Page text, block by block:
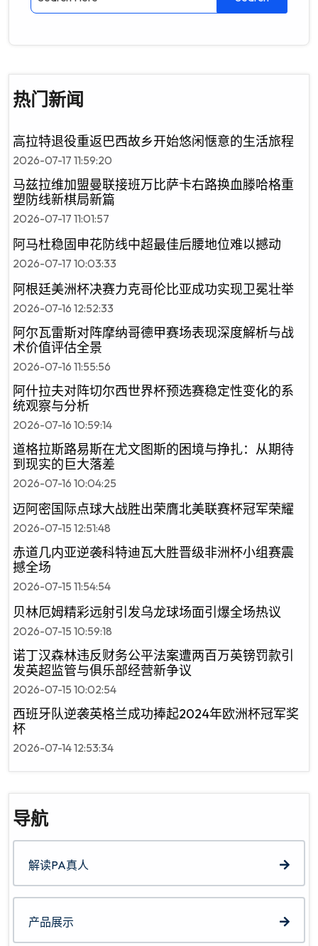
热门新闻
高拉特退役重返巴西故乡开始悠闲惬意的生活旅程
2026-07-17 11:59:20
马兹拉维加盟曼联接班万比萨卡右路换血滕哈格重
塑防线新棋局新篇
2026-07-17 11:01:57
阿马杜稳固申花防线中超最佳后腰地位难以撼动
2026-07-17 10:03:33
阿根廷美洲杯决赛力克哥伦比亚成功实现卫冕壮举
2026-07-16 12:52:33
阿尔瓦雷斯对阵摩纳哥德甲赛场表现深度解析与战
术价值评估全景
2026-07-16 11:55:56
阿什拉夫对阵切尔西世界杯预选赛稳定性变化的系
统观察与分析
2026-07-16 10:59:14
道格拉斯路易斯在尤文图斯的困境与挣扎：从期待
到现实的巨大落差
2026-07-16 10:04:25
迈阿密国际点球大战胜出荣膺北美联赛杯冠军荣耀
2026-07-15 12:51:48
赤道几内亚逆袭科特迪瓦大胜晋级非洲杯小组赛震
撼全场
2026-07-15 11:54:54
贝林厄姆精彩远射引发乌龙球场面引爆全场热议
2026-07-15 10:59:18
诺丁汉森林违反财务公平法案遭两百万英镑罚款引
发英超监管与俱乐部经营新争议
2026-07-15 10:02:54
西班牙队逆袭英格兰成功捧起2024年欧洲杯冠军奖
杯
2026-07-14 12:53:34
导航
解读PA真人
产品展示